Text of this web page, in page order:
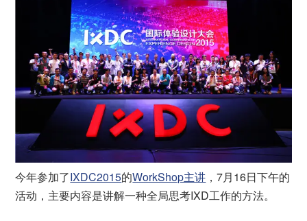
今年参加了IXDC2015的WorkShop主讲 ，7月16日下午的
活动，主要内容是讲解一种全局思考IXD工作的方法。